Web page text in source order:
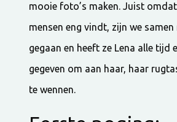
mooie foto’s maken. Juist
mensen eng vindt, zijn we
gegaan en heeft ze Lena alle tijd
gegeven om aan haar, haar
te wennen.